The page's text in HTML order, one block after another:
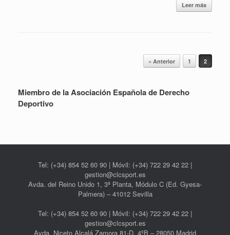
Leer más
« Anterior 1 2
Miembro de la Asociación Española de Derecho
Deportivo
Tel: (+34) 854 52 60 90 | Móvil: (+34) 722 29 42 22 |
gestion@clcsport.es
Avda. del Reino Unido 1, 3ª Planta, Módulo C (Ed. Gyesa-
Palmera) – 41012 Sevilla
Tel: (+34) 854 52 60 90 | Móvil: (+34) 722 29 42 22 |
gestion@clcsport.es
Avda. Niceto Alcalá Zamora 81-D, 4ºB – 28050 Madrid